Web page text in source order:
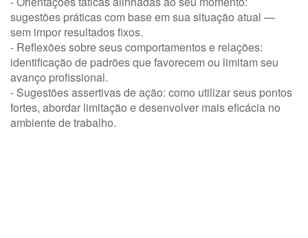
sugestões práticas com base em sua situação atual —
sem impor resultados fixos.
- Reflexões sobre seus comportamentos e relações:
identificação de padrões que favorecem ou limitam seu
avanço profissional.
- Sugestões assertivas de ação: como utilizar seus pontos
fortes, abordar limitação e desenvolver mais eficácia no
ambiente de trabalho.